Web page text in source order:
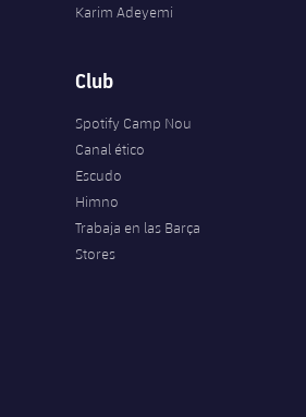
Karim Adeyemi
Club
Spotify Camp Nou
Canal ético
Escudo
Himno
Trabaja en las Barça
Stores